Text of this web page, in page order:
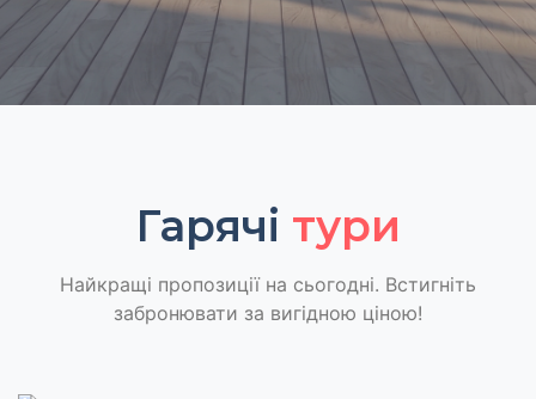
Гарячі тури
Найкращі пропозиції на сьогодні. Встигніть
забронювати за вигідною ціною!